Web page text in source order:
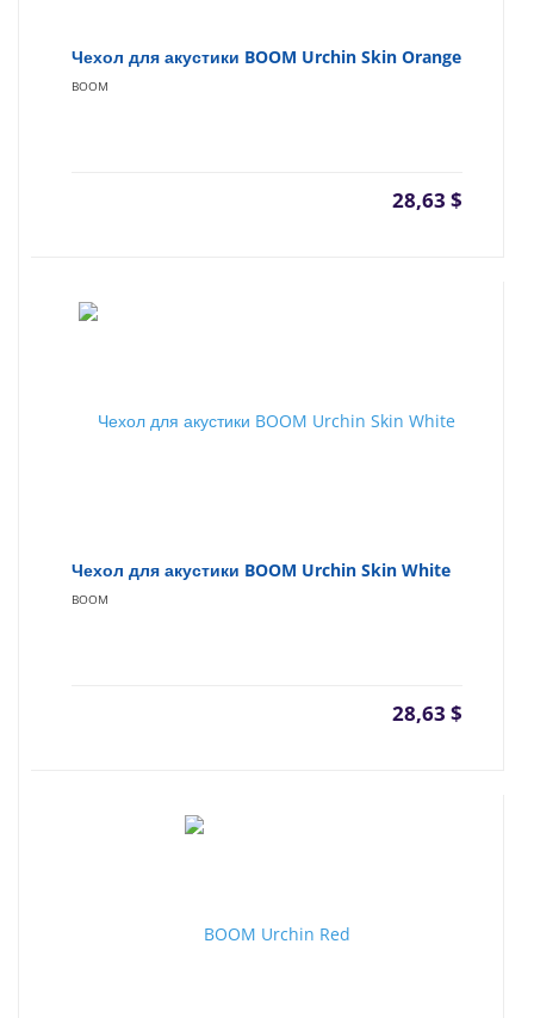
Чехол для акустики BOOM Urchin Skin Orange
BOOM
28,63 $
Чехол для акустики BOOM Urchin Skin White
BOOM
28,63 $